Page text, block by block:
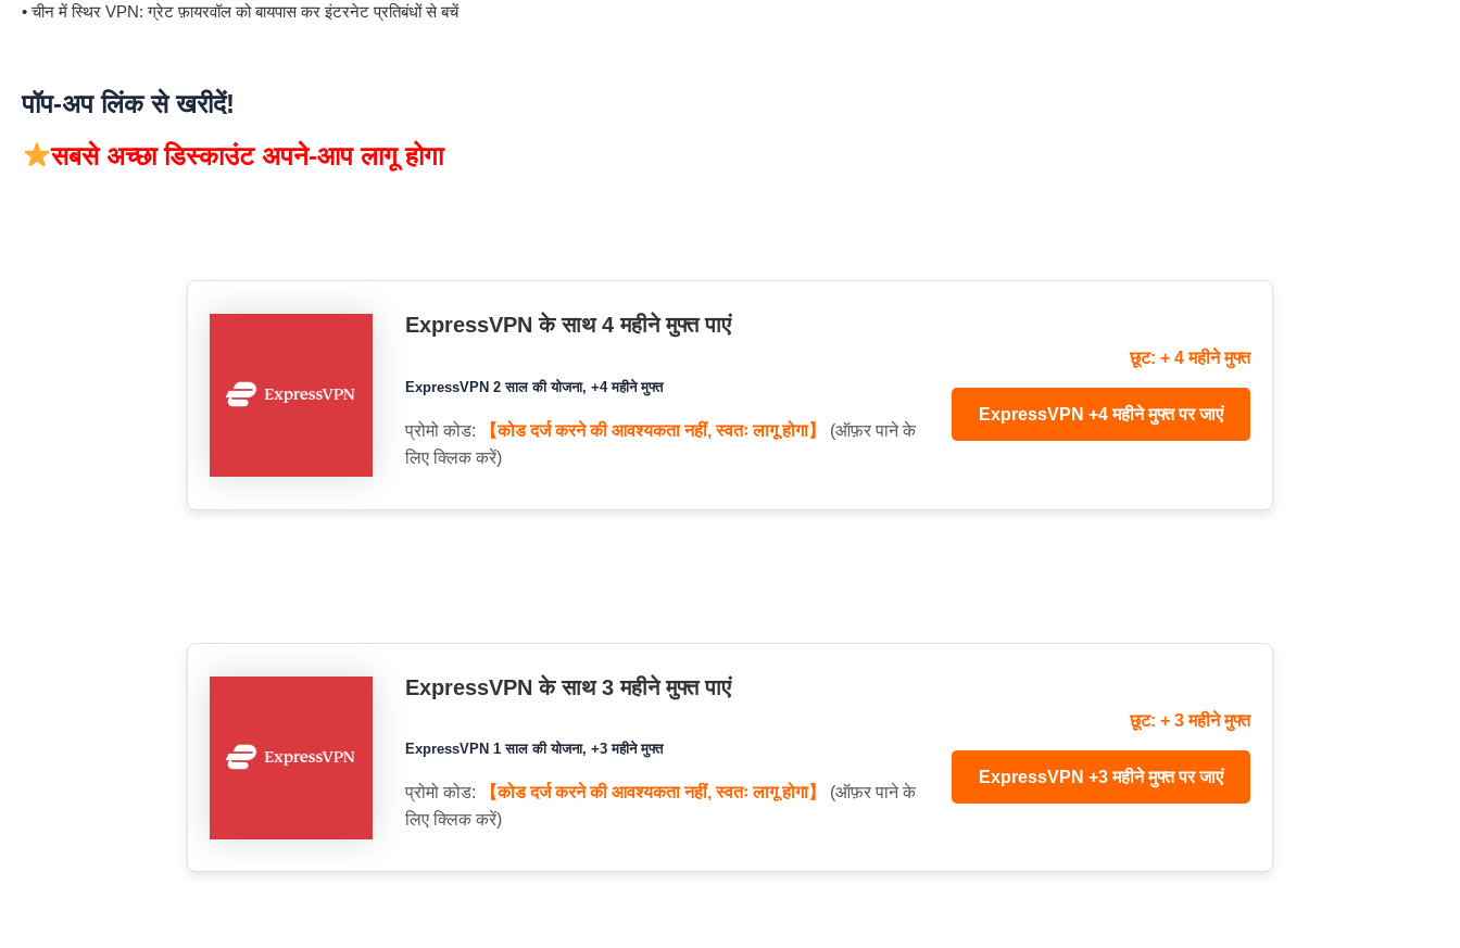
• चीन में स्थिर VPN: ग्रेट फ़ायरवॉल को बायपास कर इंटरनेट प्रतिबंधों से बचें
पॉप-अप लिंक से खरीदें!
सबसे अच्छा डिस्काउंट अपने-आप लागू होगा
ExpressVPN के साथ 4 महीने मुफ्त पाएं
ExpressVPN 2 साल की योजना, +4 महीने मुफ्त
प्रोमो कोड: 【कोड दर्ज करने की आवश्यकता नहीं, स्वतः लागू होगा】
(ऑफ़र पाने के
लिए क्लिक करें)
छूट: + 4 महीने मुफ्त
ExpressVPN +4 महीने मुफ्त पर जाएं
ExpressVPN के साथ 3 महीने मुफ्त पाएं
ExpressVPN 1 साल की योजना, +3 महीने मुफ्त
प्रोमो कोड: 【कोड दर्ज करने की आवश्यकता नहीं, स्वतः लागू होगा】
(ऑफ़र पाने के
लिए क्लिक करें)
छूट: + 3 महीने मुफ्त
ExpressVPN +3 महीने मुफ्त पर जाएं